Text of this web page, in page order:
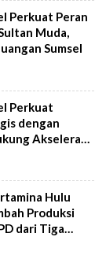
Perkuat Peran
Muda,
Sumsel
Perkuat
dengan
Akselerasi
Hulu
Produksi
dari Tiga